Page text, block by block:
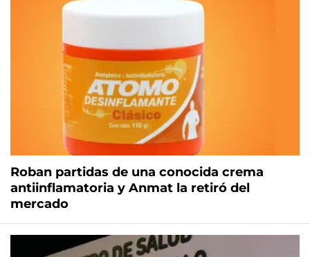
Roban partidas de una conocida crema
antiinflamatoria y Anmat la retiró del
mercado